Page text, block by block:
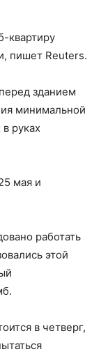
квартиру
пишет Reuters.
зданием
минимальной
руках
мая и
работать
этой
в четверг,